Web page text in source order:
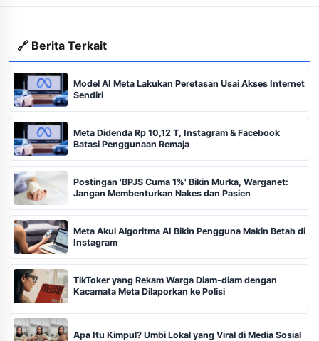
🔗 Berita Terkait
Model AI Meta Lakukan Peretasan Usai Akses Internet
Sendiri
Meta Didenda Rp 10,12 T, Instagram & Facebook
Batasi Penggunaan Remaja
Postingan 'BPJS Cuma 1%' Bikin Murka, Warganet:
Jangan Membenturkan Nakes dan Pasien
Meta Akui Algoritma AI Bikin Pengguna Makin Betah di
Instagram
TikToker yang Rekam Warga Diam-diam dengan
Kacamata Meta Dilaporkan ke Polisi
Apa Itu Kimpul? Umbi Lokal yang Viral di Media Sosial